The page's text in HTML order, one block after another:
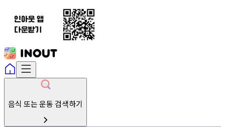
음식 또는 운동 검색하기